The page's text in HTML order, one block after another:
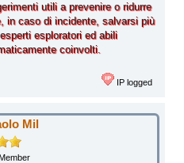
utili a prevenire o ridurre
in caso di incidente, salvarsi più
esploratori ed abili
coinvolti.
IP logged
Mil